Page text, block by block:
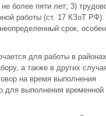
более пяти лет; 3)
работы (ст. 17 КЗоТ
срок,
для работы в районах
а также в других
на время выполнения
для выполнения временной